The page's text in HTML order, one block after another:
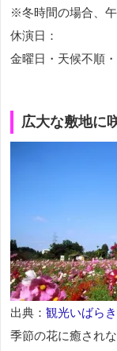
※冬時間の場合、
休演日：
金曜日・天候不順
広大な敷地に
出典： 観光いばらき
季節の花に癒され